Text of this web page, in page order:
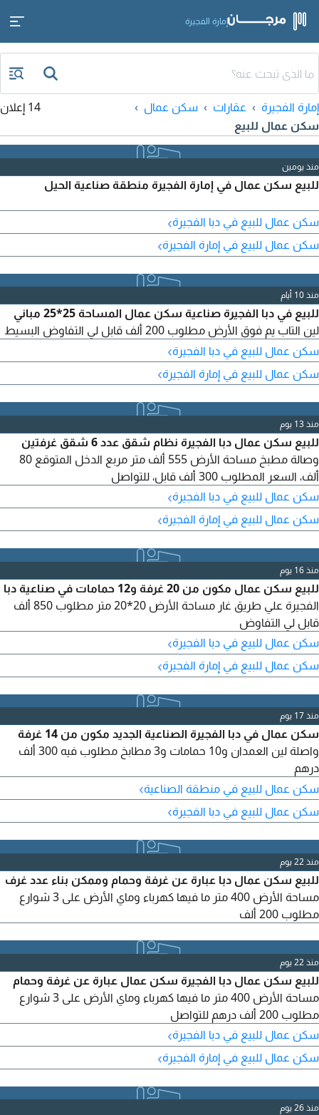
إمارة الفجيرة
إمارة الفجيرة عقارات
سكن عمال
سكن عمال للبيع
14 إعلان
منذ يومين
للبيع سكن عمال في إمارة الفجيرة منطقة صناعية الحيل
سكن عمال للبيع في دبا الفجيرة›
سكن عمال للبيع في إمارة الفجيرة›
منذ 10 أيام
للبيع في دبا الفجيرة صناعية سكن عمال المساحة 25*25 مباني
لين التاب يم فوق الأرض مطلوب 200 ألف قابل لي التفاوض البسيط
سكن عمال للبيع في دبا الفجيرة›
سكن عمال للبيع في إمارة الفجيرة›
منذ 13 يوم
للبيع سكن عمال دبا الفجيرة نظام شقق عدد 6 شقق غرفتين
وصالة مطبخ مساحة الأرض 555 ألف متر مربع الدخل المتوقع 80
ألف، السعر المطلوب 300 ألف قابل، للتواصل
سكن عمال للبيع في دبا الفجيرة›
سكن عمال للبيع في إمارة الفجيرة›
منذ 16 يوم
للبيع سكن عمال مكون من 20 غرفة و12 حمامات في صناعية دبا
الفجيرة علي طريق غار مساحة الأرض 20*20 متر مطلوب 850 ألف
قابل لي التفاوض
سكن عمال للبيع في دبا الفجيرة›
سكن عمال للبيع في إمارة الفجيرة›
منذ 17 يوم
سكن عمال في دبا الفجيرة الصناعية الجديد مكون من 14 غرفة
واصلة لين العمدان و10 حمامات و3 مطابخ مطلوب فيه 300 ألف
درهم
سكن عمال للبيع في منطقة الصناعية›
سكن عمال للبيع في دبا الفجيرة›
منذ 22 يوم
للبيع سكن عمال دبا عبارة عن غرفة وحمام وممكن بناء عدد غرف
مساحة الأرض 400 متر ما فيها كهرباء وماي الأرض على 3 شوارع
مطلوب 200 ألف
منذ 22 يوم
للبيع سكن عمال دبا الفجيرة سكن عمال عبارة عن غرفة وحمام
مساحة الأرض 400 متر ما فيها كهرباء وماي الأرض على 3 شوارع
مطلوب 200 ألف درهم للتواصل
سكن عمال للبيع في دبا الفجيرة›
سكن عمال للبيع في إمارة الفجيرة›
منذ 26 يوم